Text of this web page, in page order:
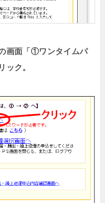
画面「①ワンタイムパ
ック。